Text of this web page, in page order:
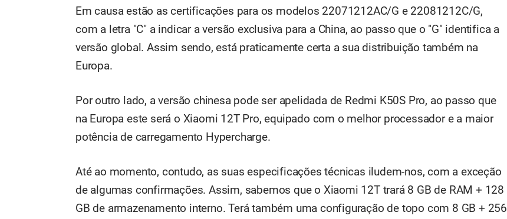
Em causa estão as certificações para os modelos 22071212AC/G e 22081212C/G,
com a letra "C" a indicar a versão exclusiva para a China, ao passo que o "G" identifica a
versão global. Assim sendo, está praticamente certa a sua distribuição também na
Europa.
Por outro lado, a versão chinesa pode ser apelidada de Redmi K50S Pro, ao passo que
na Europa este será o Xiaomi 12T Pro, equipado com o melhor processador e a maior
potência de carregamento Hypercharge.
Até ao momento, contudo, as suas especificações técnicas iludem-nos, com a exceção
de algumas confirmações. Assim, sabemos que o Xiaomi 12T trará 8 GB de RAM + 128
GB de armazenamento interno. Terá também uma configuração de topo com 8 GB + 256